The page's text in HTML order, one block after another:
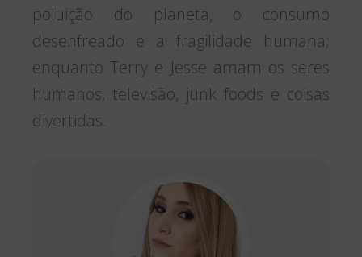
poluição do planeta, o consumo
desenfreado e a fragilidade humana;
enquanto Terry e Jesse amam os seres
humanos, televisão, junk foods e coisas
divertidas.